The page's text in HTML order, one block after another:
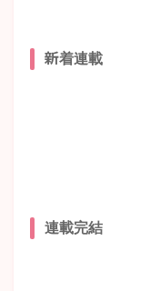
新着連載
連載完結